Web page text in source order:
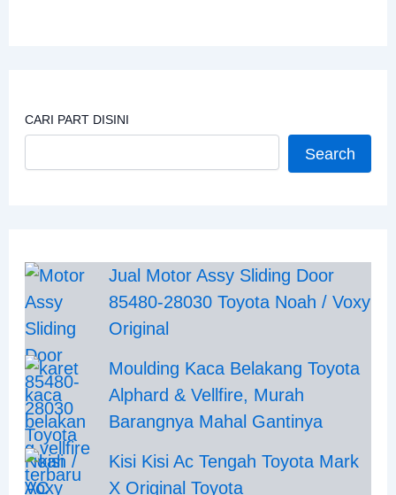
CARI PART DISINI
Search
Jual Motor Assy Sliding Door
85480-28030 Toyota Noah / Voxy
Original
Moulding Kaca Belakang Toyota
Alphard & Vellfire, Murah
Barangnya Mahal Gantinya
Kisi Kisi Ac Tengah Toyota Mark
X Original Toyota